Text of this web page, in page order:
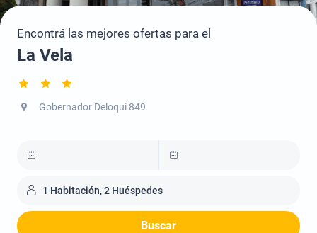
Encontrá las mejores ofertas para el
La Vela
Gobernador Deloqui 849
1 Habitación, 2 Huéspedes
Buscar